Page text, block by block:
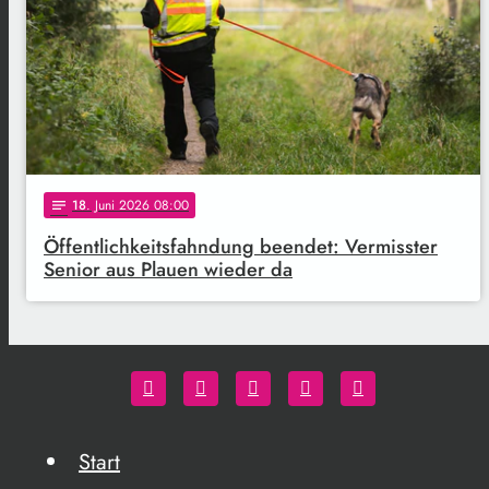
notes 18. Juni 2026 08:00
Öffentlichkeitsfahndung beendet: Vermisster
Senior aus Plauen wieder da
Start